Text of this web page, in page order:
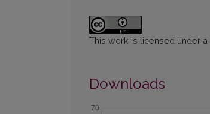
This work is licensed under a
Downloads